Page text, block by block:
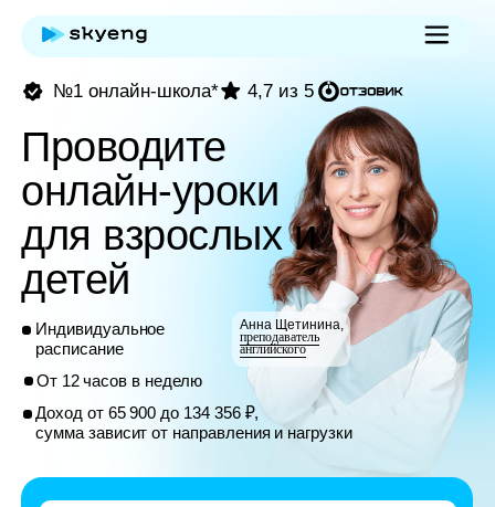
Индивидуальное
расписание
От 12 часов в неделю
Доход от 65 900 до 134 356 ₽,
сумма зависит от направления и нагрузки
4,7 из 5
Проводите
онлайн-уроки
для взрослых и
детей
Анна Щетинина,
преподаватель